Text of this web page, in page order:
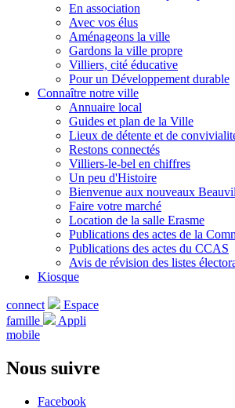
En association
Avec vos élus
Aménageons la ville
Gardons la ville propre
Villiers, cité éducative
Pour un Développement durable
Connaître notre ville
Annuaire local
Guides et plan de la Ville
Lieux de détente et de
Restons connectés
Villiers-le-bel en chiffres
Un peu d'Histoire
Bienvenue aux nouveaux
Faire votre marché
Location de la salle Erasme
Publications des actes de la
Publications des actes du CCAS
Avis de révision des listes
Kiosque
connect
Espace
famille
Appli
mobile
Nous suivre
Facebook